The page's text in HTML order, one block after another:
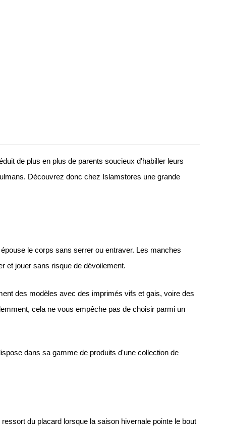
de plus en plus de parents soucieux d'habiller leurs
Découvrez donc chez Islamstores une grande
le corps sans serrer ou entraver. Les manches
et jouer sans risque de dévoilement.
des modèles avec des imprimés vifs et gais, voire des
cela ne vous empêche pas de choisir parmi un
du placard lorsque la saison hivernale pointe le bout